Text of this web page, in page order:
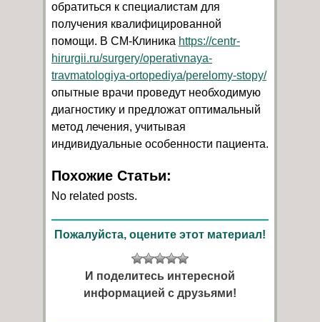
обратиться к специалистам для
получения квалифицированной
помощи. В СМ-Клиника https://centr-
hirurgii.ru/surgery/operativnaya-
travmatologiya-ortopediya/perelomy-stopy/
опытные врачи проведут необходимую
диагностику и предложат оптимальный
метод лечения, учитывая
индивидуальные особенности пациента.
Похожие Статьи:
No related posts.
Пожалуйста, оцените этот материал!
И поделитесь интересной
информацией с друзьями!